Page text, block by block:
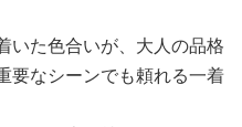
いた色合いが、大人の品格
要なシーンでも頼れる一着